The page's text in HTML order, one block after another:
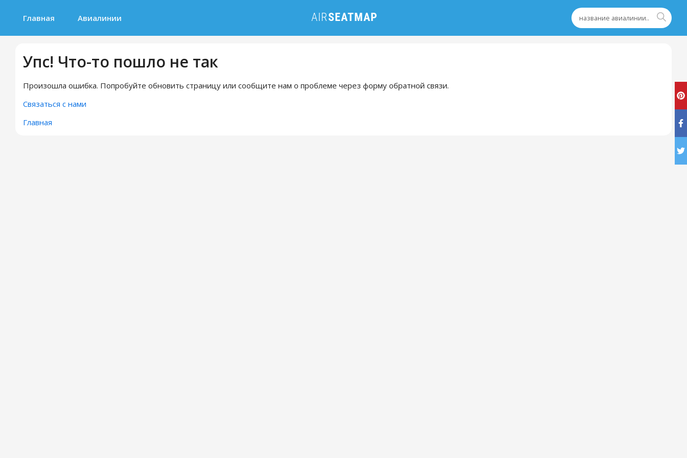
Главная Авиалинии
Упс! Что-то пошло не так
Произошла ошибка. Попробуйте обновить страницу или сообщите нам о проблеме через форму обратной связи.
Связаться с нами
Главная